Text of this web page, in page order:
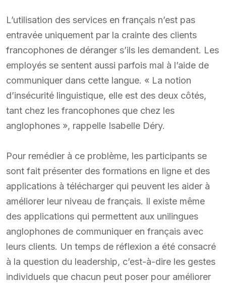
L’utilisation des services en français n’est pas
entravée uniquement par la crainte des clients
francophones de déranger s’ils les demandent. Les
employés se sentent aussi parfois mal à l’aide de
communiquer dans cette langue. « La notion
d’insécurité linguistique, elle est des deux côtés,
tant chez les francophones que chez les
anglophones », rappelle Isabelle Déry.
Pour remédier à ce problème, les participants se
sont fait présenter des formations en ligne et des
applications à télécharger qui peuvent les aider à
améliorer leur niveau de français. Il existe même
des applications qui permettent aux unilingues
anglophones de communiquer en français avec
leurs clients. Un temps de réflexion a été consacré
à la question du leadership, c’est-à-dire les gestes
individuels que chacun peut poser pour améliorer